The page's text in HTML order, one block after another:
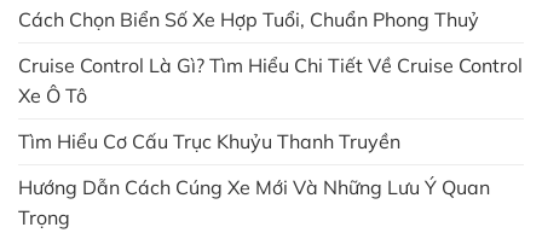
Cách Chọn Biển Số Xe Hợp Tuổi, Chuẩn Phong Thuỷ
Cruise Control Là Gì? Tìm Hiểu Chi Tiết Về Cruise Control
Xe Ô Tô
Tìm Hiểu Cơ Cấu Trục Khuỷu Thanh Truyền
Hướng Dẫn Cách Cúng Xe Mới Và Những Lưu Ý Quan
Trọng